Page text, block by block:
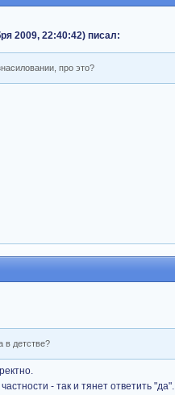
2009, 22:40:42) писал:
про это?
в детстве?
- так и тянет ответить "да".